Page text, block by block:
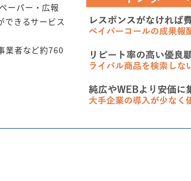
ーパー・広報
できるサービス
業者など約760